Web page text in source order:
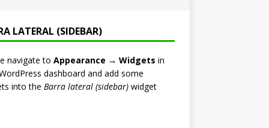
LATERAL (SIDEBAR)
navigate to Appearance → Widgets in
dashboard and add some
into the Barra lateral (sidebar)widget